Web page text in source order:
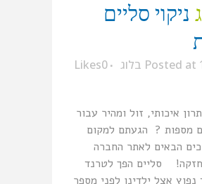
ניקוי סליים
Posted at בלוג 0
Likes
איכותי, זול ומהיר עבור
מספות ? הגעתם למקום
הבאים לאתר החברה
סליים הפך לטרנד
נפוץ אצל ילדינו לפני מספר